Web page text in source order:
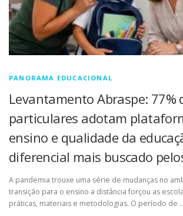
PANORAMA EDUCACIONAL
Levantamento Abraspe: 77%
particulares adotam
ensino e qualidade da
diferencial mais buscado
A pandemia trouxe uma série de mudanças no
transição para o ensino a distância forçou as
práticas, materiais e metodologias. O período de